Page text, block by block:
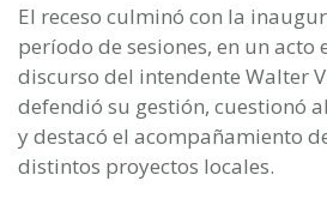
El receso culminó con la
período de sesiones, en un acto
discurso del intendente Walter
defendió su gestión, cuestionó
y destacó el acompañamiento
distintos proyectos locales.